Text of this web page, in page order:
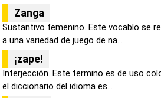
Zanga
Sustantivo femenino. Este vocablo se
a una variedad de juego de na...
¡zape!
Interjección. Este termino es de uso
el diccionario del idioma es...